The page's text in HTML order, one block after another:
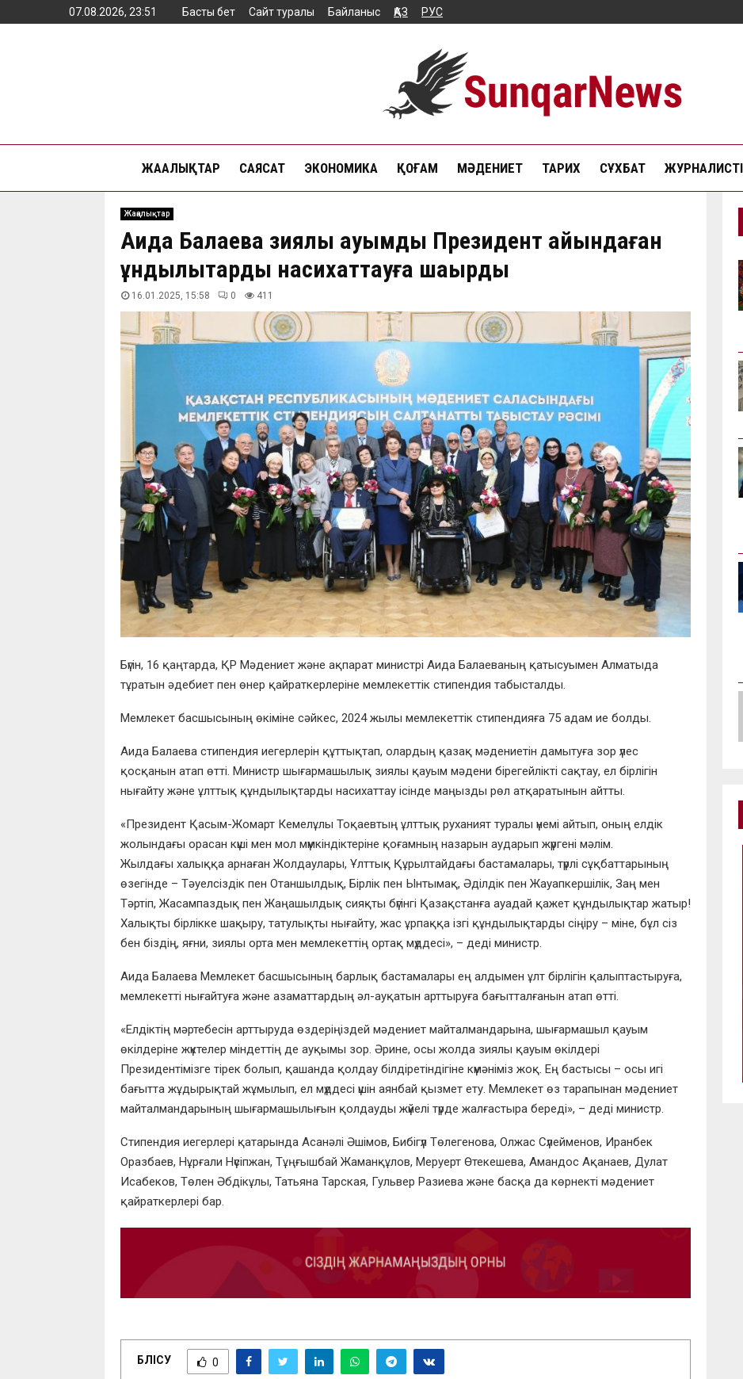
07.08.2026, 23:51 Басты бет Сайт туралы Байланыс ҚАЗ РУС
ЖАҢАЛЫҚТАР САЯСАТ ЭКОНОМИКА ҚОҒАМ МӘДЕНИЕТ ТАРИХ СҰХБАТ
Жаңалықтар
Аида Балаева зиялы қауымды Президент айқындаған
құндылықтарды насихаттауға шақырды
16.01.2025, 15:58 0 411
Бүгін, 16 қаңтарда, ҚР Мәдениет және ақпарат министрі Аида Балаеваның қатысуымен Алматыда
тұратын әдебиет пен өнер қайраткерлеріне мемлекеттік стипендия табысталды.
Мемлекет басшысының өкіміне сәйкес, 2024 жылы мемлекеттік стипендияға 75 адам ие болды.
Аида Балаева стипендия иегерлерін құттықтап, олардың қазақ мәдениетін дамытуға зор үлес
қосқанын атап өтті. Министр шығармашылық зиялы қауым мәдени бірегейлікті сақтау, ел бірлігін
нығайту және ұлттық құндылықтарды насихаттау ісінде маңызды рөл атқаратынын айтты.
«Президент Қасым-Жомарт Кемелұлы Тоқаевтың ұлттық руханият туралы үнемі айтып, оның елдік
жолындағы орасан күші мен мол мүмкіндіктеріне қоғамның назарын аударып жүргені мәлім.
Жылдағы халыққа арнаған Жолдаулары, Ұлттық Құрылтайдағы бастамалары, түрлі сұқбаттарының
өзегінде – Тәуелсіздік пен Отаншылдық, Бірлік пен Ынтымақ, Әділдік пен Жауапкершілік, Заң мен
Тәртіп, Жасампаздық пен Жаңашылдық сияқты бүгінгі Қазақстанға ауадай қажет құндылықтар жатыр!
Халықты бірлікке шақыру, татулықты нығайту, жас ұрпаққа ізгі құндылықтарды сіңіру – міне, бұл сіз
бен біздің, яғни, зиялы орта мен мемлекеттің ортақ мүддесі», – деді министр.
Аида Балаева Мемлекет басшысының барлық бастамалары ең алдымен ұлт бірлігін қалыптастыруға,
мемлекетті нығайтуға және азаматтардың әл-ауқатын арттыруға бағытталғанын атап өтті.
«Елдіктің мәртебесін арттыруда өздеріңіздей мәдениет майталмандарына, шығармашыл қауым
өкілдеріне жүктелер міндеттің де ауқымы зор. Әрине, осы жолда зиялы қауым өкілдері
Президентімізге тірек болып, қашанда қолдау білдіретіндігіне күмәніміз жоқ. Ең бастысы – осы игі
бағытта жұдырықтай жұмылып, ел мүддесі үшін аянбай қызмет ету. Мемлекет өз тарапынан мәдениет
майталмандарының шығармашылығын қолдауды жүйелі түрде жалғастыра береді», – деді министр.
Стипендия иегерлері қатарында Асанәлі Әшімов, Бибігүл Төлегенова, Олжас Сүлейменов, Иранбек
Оразбаев, Нұрғали Нүсіпжан, Тұңғышбай Жаманқұлов, Меруерт Өтекешева, Амандос Ақанаев, Дулат
Исабеков, Төлен Әбдікұлы, Татьяна Тарская, Гульвер Разиева және басқа да көрнекті мәдениет
қайраткерлері бар.
БӨЛІСУ 0